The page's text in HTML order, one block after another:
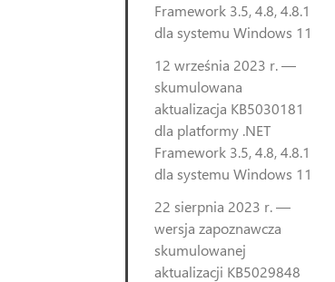
Framework 3.5, 4.8, 4.8.1
dla systemu Windows 11
12 września 2023 r. —
skumulowana
aktualizacja KB5030181
dla platformy .NET
Framework 3.5, 4.8, 4.8.1
dla systemu Windows 11
22 sierpnia 2023 r. —
wersja zapoznawcza
skumulowanej
aktualizacji KB5029848